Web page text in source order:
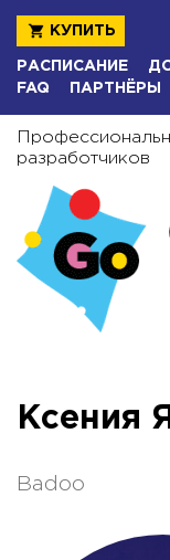
КУПИТЬ
РАСПИСАНИЕ
FAQ
ПАРТНЁРЫ
разработчиков
Ксения
Badoo